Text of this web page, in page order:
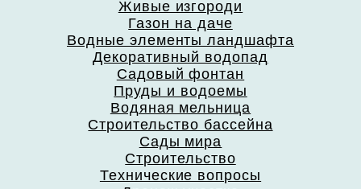
Живые изгороди
Газон на даче
Водные элементы ландшафта
Декоративный водопад
Садовый фонтан
Пруды и водоемы
Водяная мельница
Строительство бассейна
Сады мира
Строительство
Технические вопросы